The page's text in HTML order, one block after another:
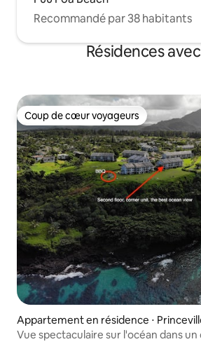
Recommandé par 38 habitants
Résidences
Coup de cœur voyageurs
Coup de cœur voyageurs
Appartement en résidence ⋅
Vue spectaculaire sur l'océan dans